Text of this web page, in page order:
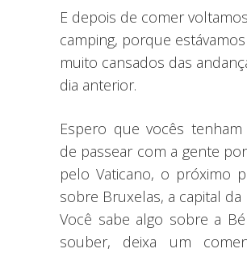
E depois de comer
camping, porque
muito cansados das
dia anterior.
Espero que vocês tenham
de passear com a gente
pelo Vaticano, o próximo
sobre Bruxelas, a capital da
Você sabe algo sobre a
souber, deixa um